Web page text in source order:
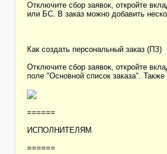
Отключите сбор заявок, откройте
или БС. В заказ можно добавить
Как создать персональный заказ (ПЗ)
Отключите сбор заявок, откройте
поле "Основной список заказа".
======
ИСПОЛНИТЕЛЯМ
======